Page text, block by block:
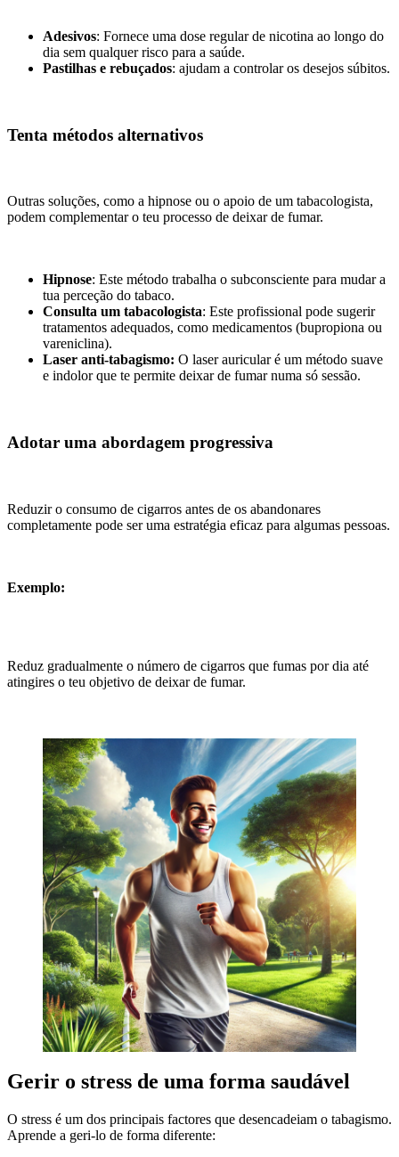
Adesivos: Fornece uma dose regular de nicotina ao longo do
dia sem qualquer risco para a saúde.
Pastilhas e rebuçados: ajudam a controlar os desejos súbitos.
Tenta métodos alternativos
Outras soluções, como a hipnose ou o apoio de um tabacologista,
podem complementar o teu processo de deixar de fumar.
Hipnose: Este método trabalha o subconsciente para mudar a
tua perceção do tabaco.
Consulta um tabacologista: Este profissional pode sugerir
tratamentos adequados, como medicamentos (bupropiona ou
vareniclina).
Laser anti-tabagismo: O laser auricular é um método suave
e indolor que te permite deixar de fumar numa só sessão.
Adotar uma abordagem progressiva
Reduzir o consumo de cigarros antes de os abandonares
completamente pode ser uma estratégia eficaz para algumas pessoas.
Exemplo:
Reduz gradualmente o número de cigarros que fumas por dia até
atingires o teu objetivo de deixar de fumar.
Gerir o stress de uma forma saudável
O stress é um dos principais factores que desencadeiam o tabagismo.
Aprende a geri-lo de forma diferente: